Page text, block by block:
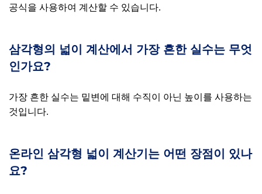
공식을 사용하여 계산할 수 있습니다.
삼각형의 넓이 계산에서 가장 흔한 실수는 무엇
인가요?
가장 흔한 실수는 밑변에 대해 수직이 아닌 높이를 사용하는
것입니다.
온라인 삼각형 넓이 계산기는 어떤 장점이 있나
요?